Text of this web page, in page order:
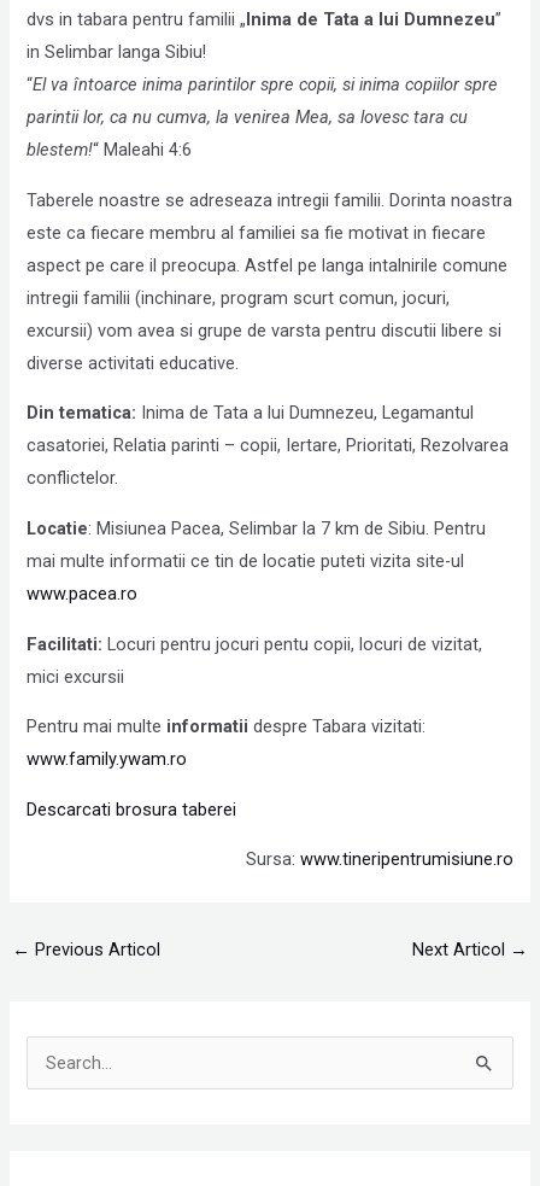
dvs in tabara pentru familii „ Inima de Tata a lui Dumnezeu”
in Selimbar langa Sibiu!
“El va întoarce inima parintilor spre copii, si inima copiilor spre
parintii lor, ca nu cumva, la venirea Mea,sa lovesc tara cu
blestem!“ Maleahi 4:6
Taberele noastre se adreseaza intregii familii. Dorinta noastra
este ca fiecare membru al familiei sa fie motivat in fiecare
aspect pe care il preocupa. Astfel pe langa intalnirile comune
intregii familii (inchinare, program scurt comun, jocuri,
excursii) vom avea si grupe de varsta pentru discutii libere si
diverse activitati educative.
Din tematica: Inima de Tata a lui Dumnezeu, Legamantul
casatoriei, Relatia parinti – copii, Iertare, Prioritati, Rezolvarea
conflictelor.
Locatie: Misiunea Pacea, Selimbar la 7 km de Sibiu. Pentru
mai multe informatii ce tin de locatie puteti vizita site-ul
www.pacea.ro
Facilitati:Locuri pentru jocuri pentu copii, locuri de vizitat,
mici excursii
Pentru mai multe informatii despre Tabara vizitati:
www.family.ywam.ro
Descarcati brosura taberei
Sursa: www.tineripentrumisiune.ro
← Previous Articol Next Articol →